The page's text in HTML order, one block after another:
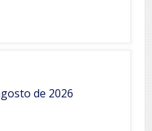
de 2026